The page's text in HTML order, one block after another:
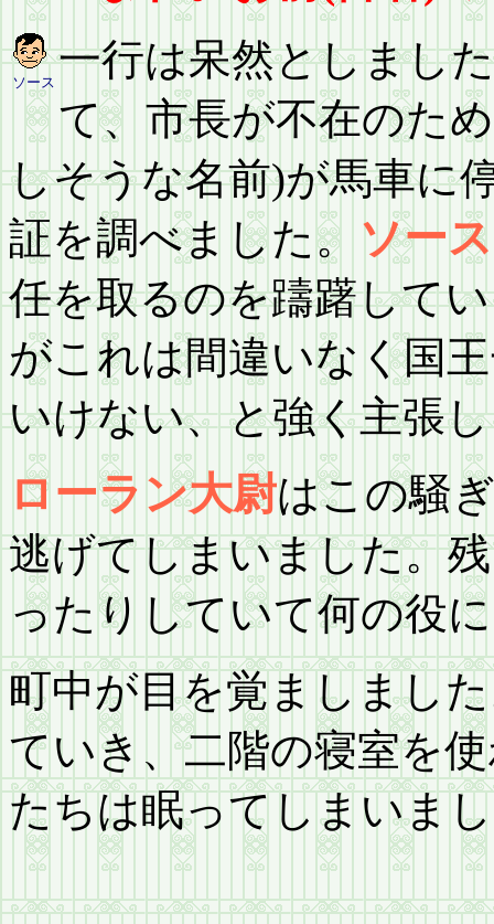
ソース 一行は呆然としまし
て、市長が不在のた
しそうな名前)が馬車に
証を調べました。 ソース
任を取るのを躊躇して
がこれは間違いなく国
いけない、と強く主張
ローラン大尉はこの騒
逃げてしまいました。
ったりしていて何の役
町中が目を覚ましまし
ていき、二階の寝室を
たちは眠ってしまいま